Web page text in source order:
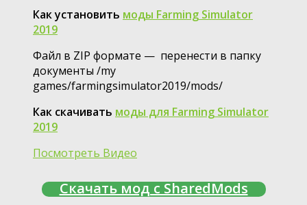
Как установить моды Farming Simulator
2019
Файл в ZIP формате — перенести в папку
документы /my
games/farmingsimulator2019/mods/
Как скачивать моды для Farming Simulator
2019
Посмотреть Видео
Скачать мод с SharedMods